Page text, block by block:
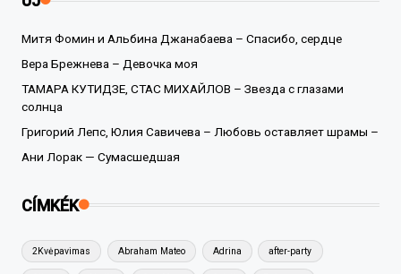
Митя Фомин и Альбина Джанабаева – Спасибо, сердце
Вера Брежнева – Девочка моя
ТАМАРА КУТИДЗЕ, СТАС МИХАЙЛОВ – Звезда с глазами
солнца
Григорий Лепс, Юлия Савичева – Любовь оставляет шрамы –
Ани Лорак — Сумасшедшая
CÍMKÉK
2Kvėpavimas Abraham Mateo Adrina after-party